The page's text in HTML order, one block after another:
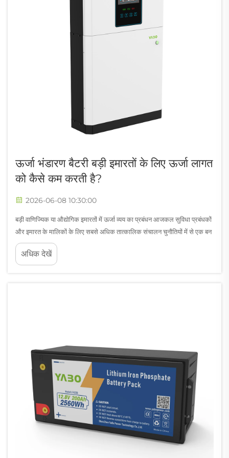
ऊर्जा भंडारण बैटरी बड़ी इमारतों के लिए ऊर्जा लागत
को कैसे कम करती है?
2026-06-08 10:30:00
बड़ी वाणिज्यिक या औद्योगिक इमारतों में ऊर्जा व्यय का प्रबंधन आजकल सुविधा प्रबंधकों
और इमारत के मालिकों के लिए सबसे अधिक तात्कालिक संचालन चुनौतियों में से एक बन
गया है। बिजली की दरें अस्थिर हैं, मांग शुल्क लगातार बढ़ रहे हैं, और ग्रि...
अधिक देखें